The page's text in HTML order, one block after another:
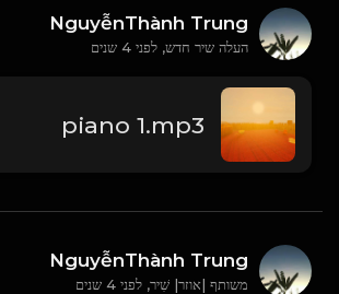
NguyễnThành Trung
העלה שיר חדש, לפני 4 שנים
piano 1.mp3
NguyễnThành Trung
משותף |אוזר| שִׁיר, לפני 4 שנים